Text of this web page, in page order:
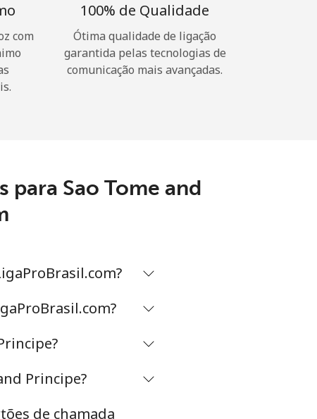
com
100% de Qualidade
Ótima qualidade de ligação
garantida pelas tecnologias de
comunicação mais avançadas.
Sao Tome and
Principe?
de chamada